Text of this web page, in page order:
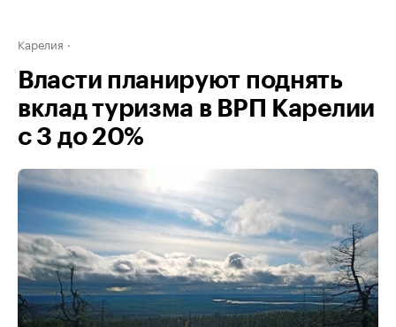
Карелия
Власти планируют поднять
вклад туризма в ВРП Карелии
с 3 до 20%